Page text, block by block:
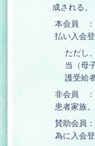
成される。
本会員 ：
払い入会
ただし
当（母
護受給
非会員 ：
患者家族
賛助会員
為に入会